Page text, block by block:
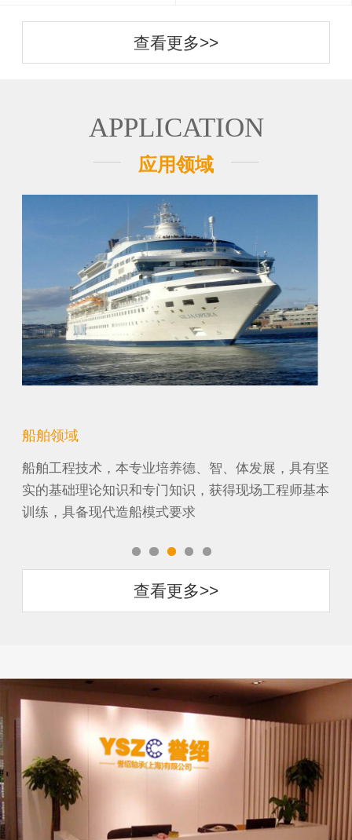
查看更多>>
APPLICATION
应用领域
船舶领域
船舶工程技术，本专业培养德、智、体发展，具有坚
实的基础理论知识和专门知识，获得现场工程师基本
训练，具备现代造船模式要求
查看更多>>